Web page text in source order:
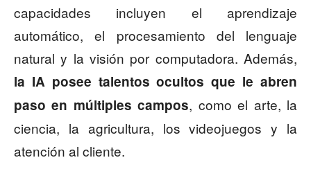
capacidades incluyen el aprendizaje
automático, el procesamiento del lenguaje
natural y la visión por computadora. Además,
la IA posee talentos ocultos que le abren
paso en múltiples campos, como el arte, la
ciencia, la agricultura, los videojuegos y la
atención al cliente.